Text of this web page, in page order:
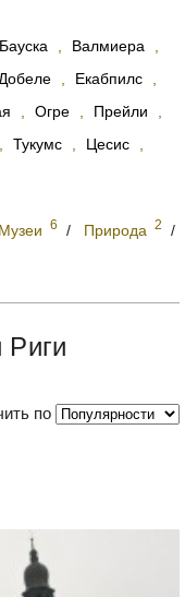
Бауска Валмиера
Добеле Екабпилс
Огре Прейли
Тукумс Цесис
Музеи 6 / Природа 2 /
Риги
по